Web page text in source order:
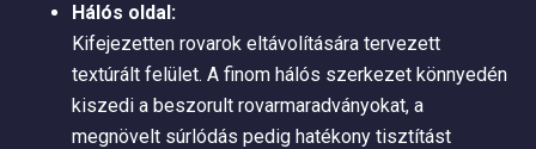
Hálós oldal:
Kifejezetten rovarok eltávolítására tervezett
textúrált felület. A finom hálós szerkezet könnyedén
kiszedi a beszorult rovarmaradványokat, a
megnövelt súrlódás pedig hatékony tisztítást